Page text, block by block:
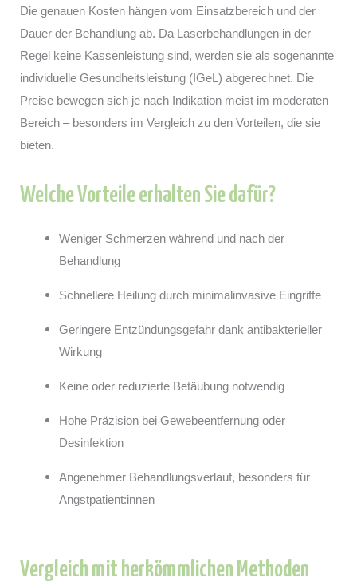
Die genauen Kosten hängen vom Einsatzbereich und der
Dauer der Behandlung ab. Da Laserbehandlungen in der
Regel keine Kassenleistung sind, werden sie als sogenannte
individuelle Gesundheitsleistung (IGeL) abgerechnet. Die
Preise bewegen sich je nach Indikation meist im moderaten
Bereich – besonders im Vergleich zu den Vorteilen, die sie
bieten.
Welche Vorteile erhalten Sie dafür?
Weniger Schmerzen während und nach der
Behandlung
Schnellere Heilung durch minimalinvasive Eingriffe
Geringere Entzündungsgefahr dank antibakterieller
Wirkung
Keine oder reduzierte Betäubung notwendig
Hohe Präzision bei Gewebeentfernung oder
Desinfektion
Angenehmer Behandlungsverlauf, besonders für
Angstpatient:innen
Vergleich mit herkömmlichen Methoden